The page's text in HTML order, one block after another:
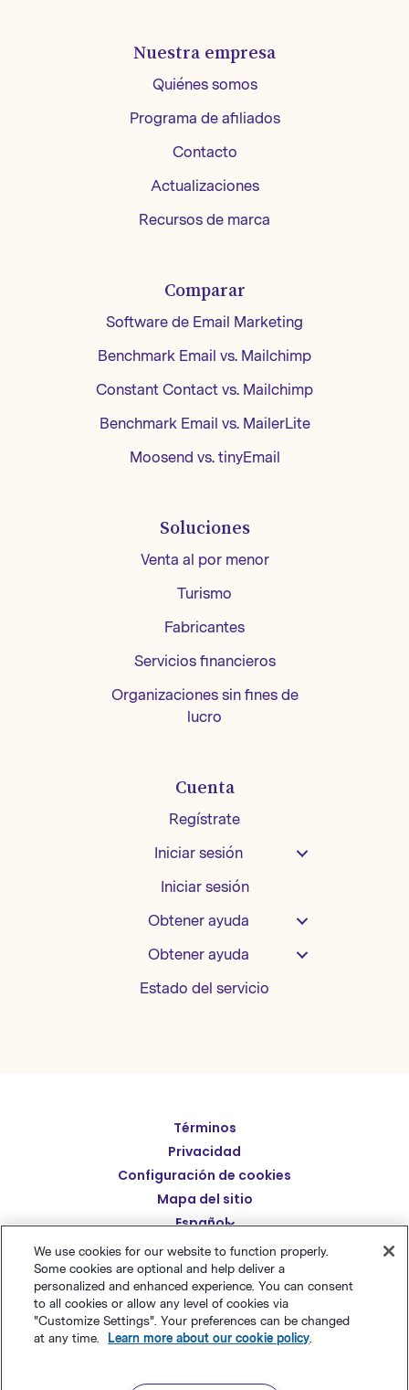
Nuestra empresa
Quiénes somos
Programa de afiliados
Contacto
Actualizaciones
Recursos de marca
Comparar
Software de Email Marketing
Benchmark Email vs. Mailchimp
Constant Contact vs. Mailchimp
Benchmark Email vs. MailerLite
Moosend vs. tinyEmail
Soluciones
Venta al por menor
Turismo
Fabricantes
Servicios financieros
Organizaciones sin fines de
lucro
Cuenta
Regístrate
Iniciar sesión
Iniciar sesión
Obtener ayuda
Obtener ayuda
Estado del servicio
Términos
Privacidad
Configuración de cookies
Mapa del sitio
Español
English
Deutsch
繁體中文
简体中文
日本語
Italiano
Português (BR)
© Polaris Software, LLC 粤ICP备14001834号
Benchmark
Email® es una marca comercial registrada de
Software, LLC
We use cookies for our website to function properly.
Some cookies are optional and help deliver a
personalized and enhanced experience. You can consent
to all cookies or allow any level of cookies via
"Customize Settings". Your preferences can be changed
at any time.
Learn more about our cookie policy.